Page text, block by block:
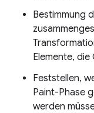
Bestimmung
Elemente,
Feststellen,
Paint-Phase
werden